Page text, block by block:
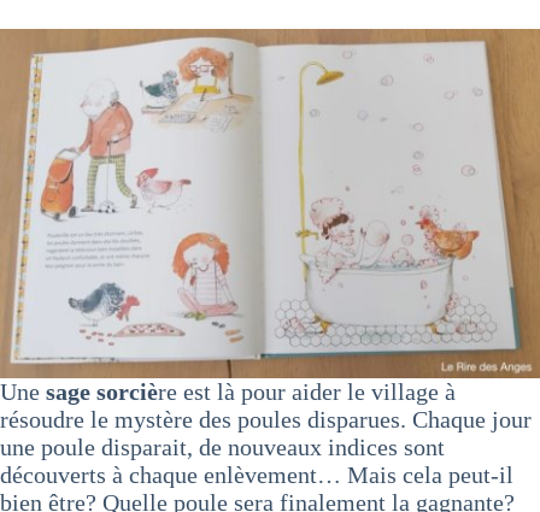
Une sage sorcière est là pour aider le village à
résoudre le mystère des poules disparues. Chaque jour
une poule disparait, de nouveaux indices sont
découverts à chaque enlèvement… Mais cela peut-il
bien être? Quelle poule sera finalement la gagnante?